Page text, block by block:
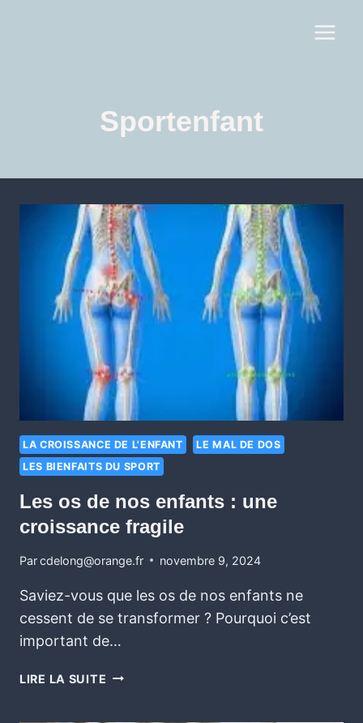
Sportenfant
LA CROISSANCE DE L'ENFANT
LE MAL DE DOS
LES BIENFAITS DU SPORT
Les os de nos enfants : une
croissance fragile
Parcdelong@orange.fr novembre 9, 2024
Saviez-vous que les os de nos enfants ne
cessent de se transformer ? Pourquoi c’est
important de…
LIRE LA SUITE